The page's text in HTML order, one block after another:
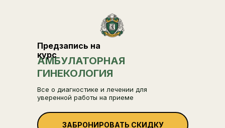
ЗАБРОНИРОВАТЬ СКИДКУ
АМБУЛАТОРНАЯ
ГИНЕКОЛОГИЯ
Предзапись на
курс
Все о диагностике и лечении для
уверенной работы на приеме